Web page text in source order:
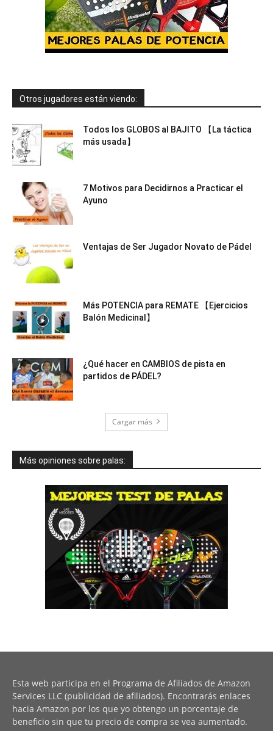
Otros jugadores están viendo:
Todos los GLOBOS al BAJITO 【La táctica
más usada】
7 Motivos para Decidirnos a Practicar el
Ayuno
Ventajas de Ser Jugador Novato de Pádel
Más POTENCIA para REMATE 【Ejercicios
Balón Medicinal】
¿Qué hacer en CAMBIOS de pista en
partidos de PÁDEL?
Cargar más
Más opiniones sobre palas:
Esta web participa en el Programa de Afiliados de Amazon
Services LLC (publicidad de afiliados). Encontrarás enlaces
hacia Amazon por los que yo obtengo un porcentaje de
beneficio sin que tu precio de compra se vea aumentado.